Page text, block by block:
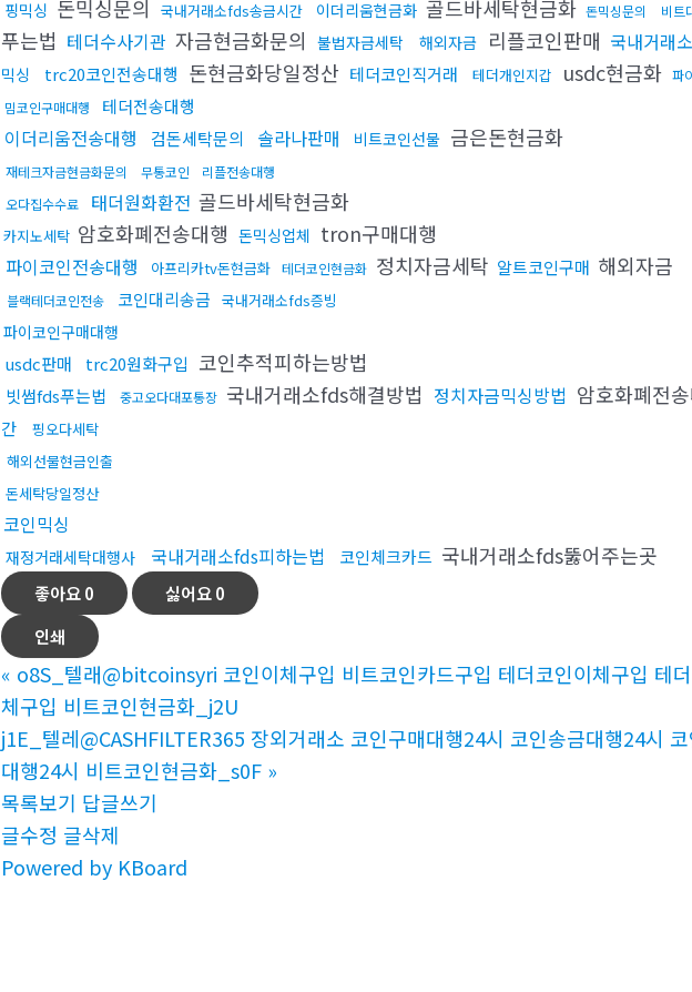
핑믹싱 돈믹싱문의 국내거래소fds송금시간 이더리움현금화 골드바세탁현금화 돈믹싱문의 비트
푸는법 테더수사기관 자금현금화문의 불법자금세탁 해외자금 리플코인판매 국내거래
믹싱
trc20코인전송대행 돈현금화당일정산 테더코인직거래 테더개인지갑 usdc현금화 파
밈코인구매대행
테더전송대행
이더리움전송대행 검돈세탁문의 솔라나판매 비트코인선물 금은돈현금화
재테크자금현금화문의 무통코인
리플전송대행
오다집수수료
태더원화환전 골드바세탁현금화
카지노세탁 암호화폐전송대행 돈믹싱업체 tron구매대행
파이코인전송대행 아프리카tv돈현금화 테더코인현금화 정치자금세탁 알트코인구매 해외자금
블랙테더코인전송 코인대리송금 국내거래소fds증빙
파이코인구매대행
usdc판매 trc20원화구입 코인추적피하는방법
빗썸fds푸는법 중고오다대포통장 국내거래소fds해결방법 정치자금믹싱방법 암호화폐전
간
핑오다세탁
해외선물현금인출
돈세탁당일정산
코인믹싱
재정거래세탁대행사 국내거래소fds피하는법 코인체크카드 국내거래소fds뚫어주는곳
좋아요0 싫어요0
인쇄
« o8S_텔래@bitcoinsyri 코인이체구입 비트코인카드구입 테더코인이체구입 테
체구입 비트코인현금화_j2U
j1E_텔레@CASHFILTER365 장외거래소 코인구매대행24시 코인송금대행24시
대행24시 비트코인현금화_s0F »
목록보기 답글쓰기
글수정 글삭제
Powered by KBoard